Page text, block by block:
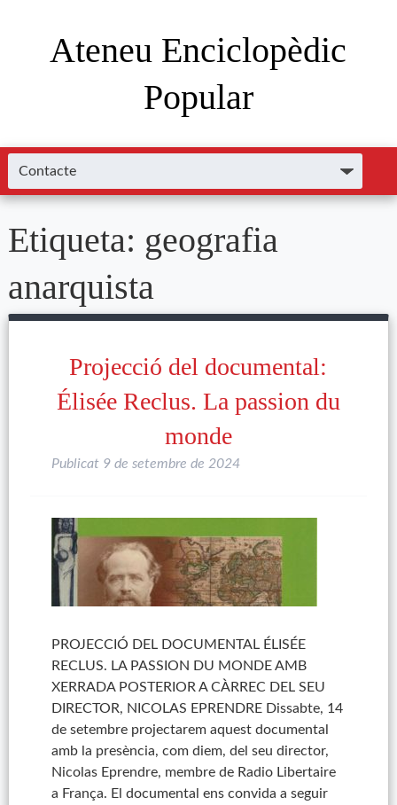
Ateneu Enciclopèdic
Popular
Etiqueta: geografia
anarquista
Projecció del documental:
Élisée Reclus. La passion du
monde
Publicat 9 de setembre de 2024
PROJECCIÓ DEL DOCUMENTAL ÉLISÉE
RECLUS. LA PASSION DU MONDE AMB
XERRADA POSTERIOR A CÀRREC DEL SEU
DIRECTOR, NICOLAS EPRENDRE Dissabte, 14
de setembre projectarem aquest documental
amb la presència, com diem, del seu director,
Nicolas Eprendre, membre de Radio Libertaire
a França. El documental ens convida a seguir